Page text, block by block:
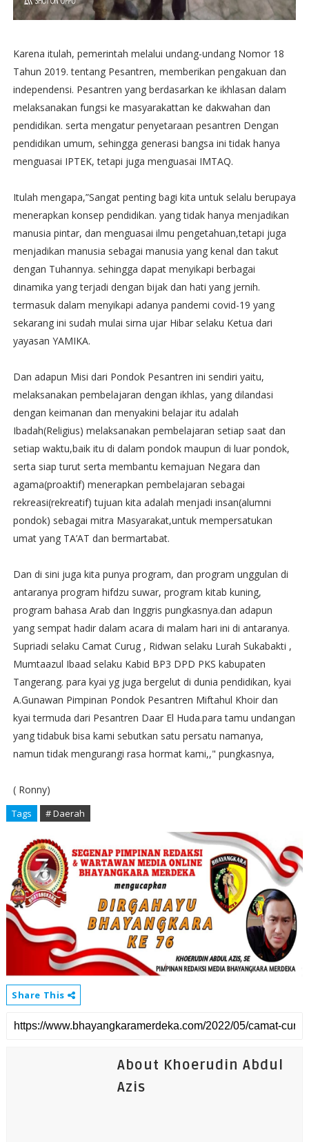
Karena itulah, pemerintah melalui undang-undang Nomor 18
Tahun 2019. tentang Pesantren, memberikan pengakuan dan
independensi. Pesantren yang berdasarkan ke ikhlasan dalam
melaksanakan fungsi ke masyarakattan ke dakwahan dan
pendidikan. serta mengatur penyetaraan pesantren Dengan
pendidikan umum, sehingga generasi bangsa ini tidak hanya
menguasai IPTEK, tetapi juga menguasai IMTAQ.
Itulah mengapa,”Sangat penting bagi kita untuk selalu berupaya
menerapkan konsep pendidikan. yang tidak hanya menjadikan
manusia pintar, dan menguasai ilmu pengetahuan,tetapi juga
menjadikan manusia sebagai manusia yang kenal dan takut
dengan Tuhannya. sehingga dapat menyikapi berbagai
dinamika yang terjadi dengan bijak dan hati yang jernih.
termasuk dalam menyikapi adanya pandemi covid-19 yang
sekarang ini sudah mulai sirna ujar Hibar selaku Ketua dari
yayasan YAMIKA.
Dan adapun Misi dari Pondok Pesantren ini sendiri yaitu,
melaksanakan pembelajaran dengan ikhlas, yang dilandasi
dengan keimanan dan menyakini belajar itu adalah
Ibadah(Religius) melaksanakan pembelajaran setiap saat dan
setiap waktu,baik itu di dalam pondok maupun di luar pondok,
serta siap turut serta membantu kemajuan Negara dan
agama(proaktif) menerapkan pembelajaran sebagai
rekreasi(rekreatif) tujuan kita adalah menjadi insan(alumni
pondok) sebagai mitra Masyarakat,untuk mempersatukan
umat yang TA’AT dan bermartabat.
Dan di sini juga kita punya program, dan program unggulan di
antaranya program hifdzu suwar, program kitab kuning,
program bahasa Arab dan Inggris pungkasnya.dan adapun
yang sempat hadir dalam acara di malam hari ini di antaranya.
Supriadi selaku Camat Curug , Ridwan selaku Lurah Sukabakti ,
Mumtaazul Ibaad selaku Kabid BP3 DPD PKS kabupaten
Tangerang. para kyai yg juga bergelut di dunia pendidikan, kyai
A.Gunawan Pimpinan Pondok Pesantren Miftahul Khoir dan
kyai termuda dari Pesantren Daar El Huda.para tamu undangan
yang tidabuk bisa kami sebutkan satu persatu namanya,
namun tidak mengurangi rasa hormat kami,," pungkasnya,
( Ronny)
Tags # Daerah
Share This
About Khoerudin Abdul
Azis